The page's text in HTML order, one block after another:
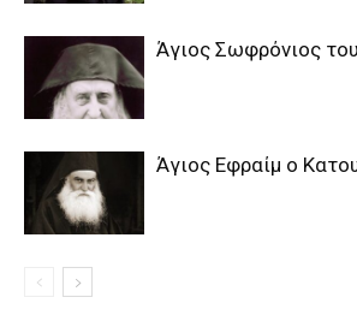
Άγιος Σωφρόνιος
Άγιος Εφραίμ ο